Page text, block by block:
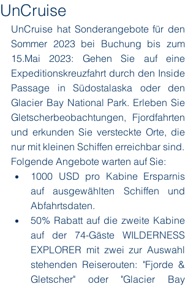
UnCruise
UnCruise hat Sonderangebote für den
Sommer 2023 bei Buchung bis zum
15.Mai 2023: Gehen Sie auf eine
Expeditionskreuzfahrt durch den Inside
Passage in Südostalaska oder den
Glacier Bay National Park. Erleben Sie
Gletscherbeobachtungen, Fjordfahrten
und erkunden Sie versteckte Orte, die
nur mit kleinen Schiffen erreichbar sind.
Folgende Angebote warten auf Sie:
1000 USD pro Kabine Ersparnis
auf ausgewählten Schiffen und
Abfahrtsdaten.
50% Rabatt auf die zweite Kabine
auf der 74-Gäste WILDERNESS
EXPLORER mit zwei zur Auswahl
stehenden Reiserouten: "Fjorde &
Gletscher" oder "Glacier Bay